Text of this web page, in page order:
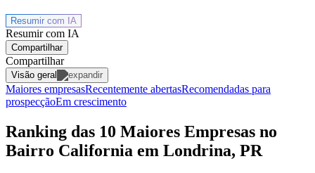
Resumir com IA
Resumir com IA
Compartilhar
Compartilhar
Visão geral
Maiores empresasRecentemente abertasRecomendadas para
prospecçãoEm crescimento
Ranking das 10 Maiores Empresas no
Bairro California em Londrina, PR